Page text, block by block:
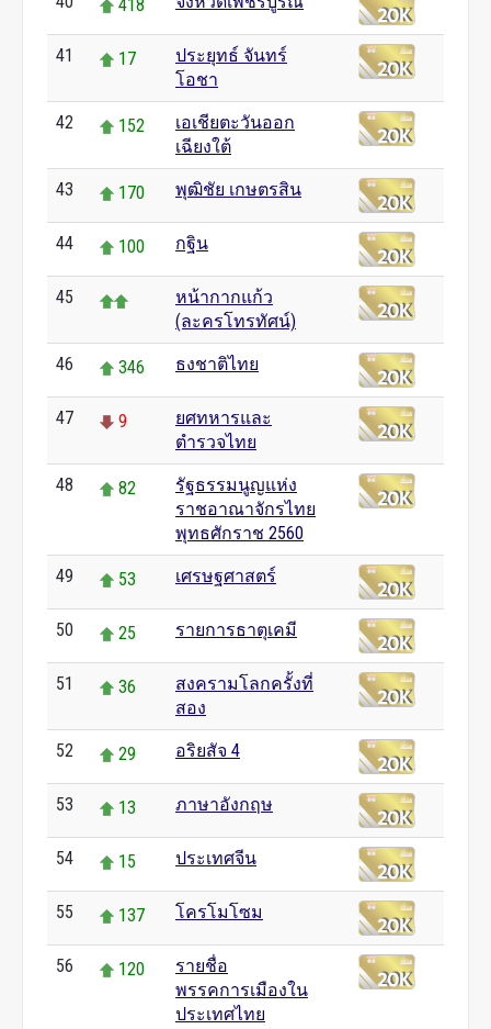
418
41 17
ประยุทธ์ จันทร์
โอชา
42 152
เอเชียตะวันออก
เฉียงใต้
43 170 พุฒิชัย เกษตรสิน
44 100 กฐิน
45
หน้ากากแก้ว
(ละครโทรทัศน์)
46 346 ธงชาติไทย
47 9
ยศทหารและ
ตำรวจไทย
48 82
รัฐธรรมนูญแห่ง
ราชอาณาจักรไทย
พุทธศักราช 2560
49 53 เศรษฐศาสตร์
50 25 รายการธาตุเคมี
51 36
สงครามโลกครั้งที่
สอง
52 29 อริยสัจ 4
53 13 ภาษาอังกฤษ
54 15 ประเทศจีน
55 137 โครโมโซม
56 120
รายชื่อ
พรรคการเมืองใน
ประเทศไทย